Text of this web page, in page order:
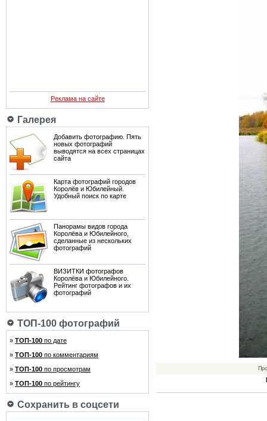
Реклама на сайте
Галерея
Добавить фотографию. Пять
новых фотографий
выводятся на всех страницах
сайта
Карта фотографий городов
Королёв и Юбилейный.
Удобный поиск по карте
Панорамы видов города
Королёва и Юбилейного,
сделанные из нескольких
фотографий
ВИЗИТКИ фотографов
Королёва и Юбилейного.
Рейтинг фотографов и их
фотографий
ТОП-100 фотографий
» ТОП-100 по дате
» ТОП-100 по комментариям
» ТОП-100 по просмотрам
» ТОП-100 по рейтингу
Сохранить в соцсети